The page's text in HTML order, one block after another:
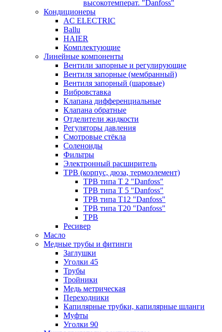
высокотемперат. "Danfoss"
Кондиционеры
AC ELECTRIC
Ballu
HAIER
Комплектующие
Линейные компоненты
Вентили запорные и регулирующие
Вентиля запорные (мембранный)
Вентиля запорный (шаровые)
Вибровставка
Клапана дифференциальные
Клапана обратные
Отделители жидкости
Регуляторы давления
Смотровые стёкла
Соленоиды
Фильтры
Электронный расширитель
ТРВ (корпус, дюза, термоэлемент)
ТРВ типа Т 2 "Danfoss"
ТРВ типа Т 5 "Danfoss"
ТРВ типа Т12 "Danfoss"
ТРВ типа Т20 "Danfoss"
ТРВ
Ресивер
Масло
Медные трубы и фитинги
Заглушки
Уголки 45
Трубы
Тройники
Медь метрическая
Переходники
Капилярные трубки, капилярные шланги
Муфты
Уголки 90